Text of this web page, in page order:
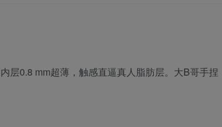
层0.8 mm超薄，触感直逼真人脂肪层。大B哥手捏